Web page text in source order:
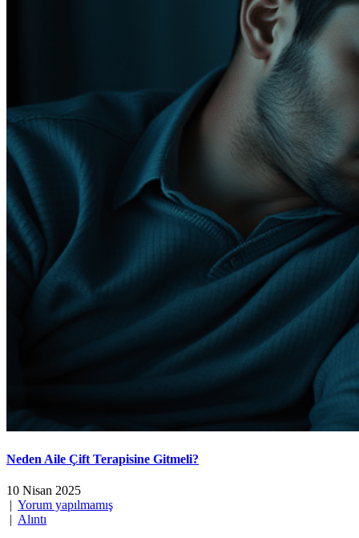
Neden Aile Çift Terapisine Gitmeli?
10 Nisan 2025
| Yorum yapılmamış
| Alıntı